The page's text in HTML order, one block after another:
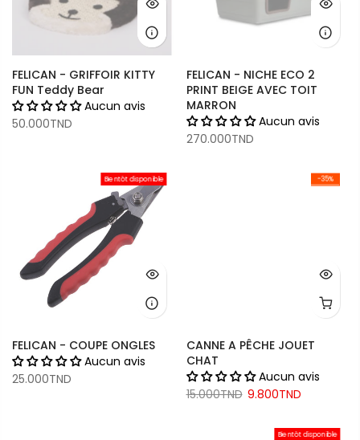
FELICAN - GRIFFOIR KITTY
FUN Teddy Bear
Aucun avis
50.000TND
FELICAN - NICHE ECO 2
PRINT BEIGE AVEC TOIT
MARRON
Aucun avis
270.000TND
Bientôt disponible
FELICAN - COUPE ONGLES
Aucun avis
25.000TND
-35%
CANNE A PÊCHE JOUET
CHAT
Aucun avis
15.000TND 9.800TND
Bientôt disponible